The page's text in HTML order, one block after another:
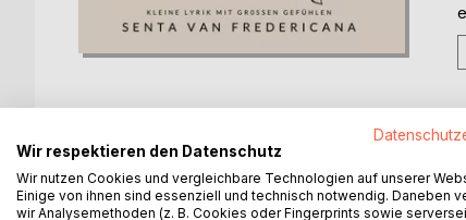
Wir respektieren den Datenschutz
Wir nutzen Cookies und vergleichbare Technologien auf unserer
Einige von ihnen sind essenziell und technisch notwendig. Daneben
wir Analysemethoden (z. B. Cookies oder Fingerprints sowie